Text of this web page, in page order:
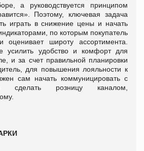
а руководствуется принципом
Поэтому, ключевая задача
играть в снижение цены и начать
по которым покупатель
оценивает широту ассортимента.
усилить удобство и комфорт для
и за счет правильной планировки
для повышения лояльности к
сам начать коммуницировать с
сделать розницу каналом,